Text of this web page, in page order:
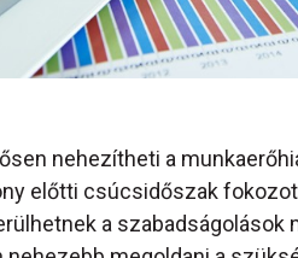
nehezítheti a
előtti csúcsidőszak
a szabadságolások